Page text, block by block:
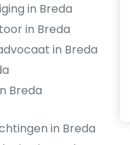
in Breda
in Breda
in Breda
Breda
in Breda